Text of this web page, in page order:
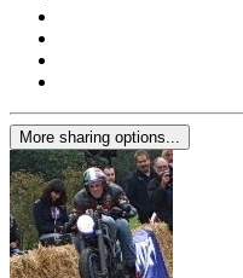
More sharing options...